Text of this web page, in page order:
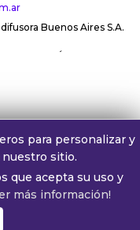
Buenos Aires S.A.
´
para personalizar y
sitio.
que acepta su uso y
más información!